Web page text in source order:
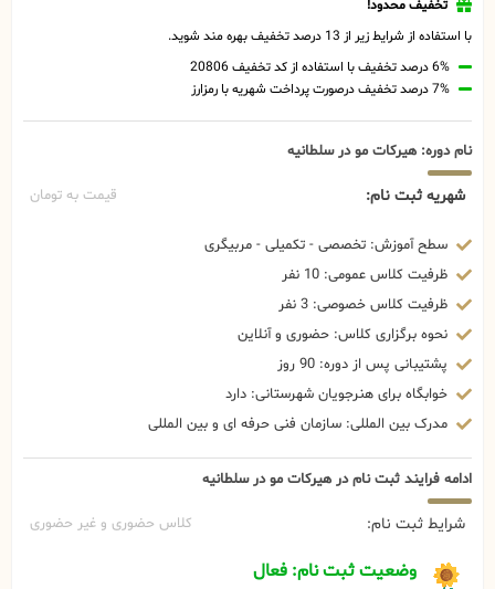
تخفیف محدود!
با استفاده از شرایط زیر از 13 درصد تخفیف بهره مند شوید.
6% درصد تخفیف با استفاده از کد تخفیف 20806
7% درصد تخفیف درصورت پرداخت شهریه با رمزارز
نام دوره: هیرکات مو در سلطانیه
شهریه ثبت نام: قیمت به تومان
سطح آموزش: تخصصی - تکمیلی - مربیگری
ظرفیت کلاس عمومی: 10 نفر
ظرفیت کلاس خصوصی: 3 نفر
نحوه برگزاری کلاس: حضوری و آنلاین
پشتیبانی پس از دوره: 90 روز
خوابگاه برای هنرجویان شهرستانی: دارد
مدرک بین المللی: سازمان فنی حرفه ای و بین المللی
ادامه فرایند ثبت نام در هیرکات مو در سلطانیه
شرایط ثبت نام: کلاس حضوری و غیر حضوری
وضعیت ثبت نام: فعال